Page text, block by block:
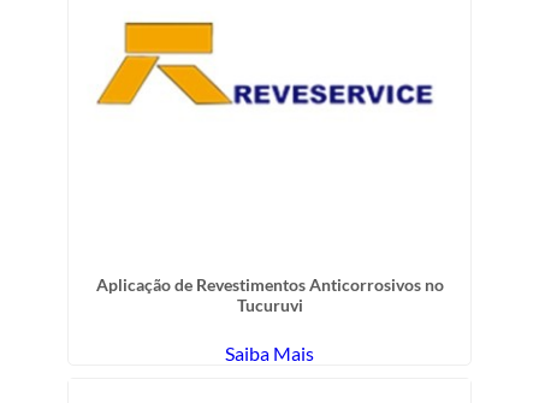
Aplicação de Revestimentos Anticorrosivos no
Tucuruvi
Saiba Mais